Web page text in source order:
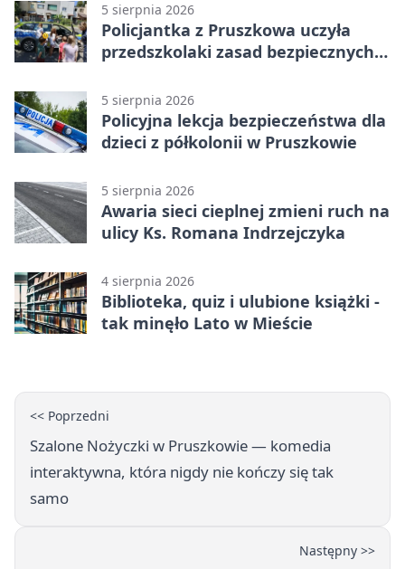
5 sierpnia 2026
Policjantka z Pruszkowa uczyła
przedszkolaki zasad bezpiecznych
5 sierpnia 2026
Policyjna lekcja bezpieczeństwa dla
dzieci z półkolonii w Pruszkowie
5 sierpnia 2026
Awaria sieci cieplnej zmieni ruch na
ulicy Ks. Romana Indrzejczyka
4 sierpnia 2026
Biblioteka, quiz i ulubione książki -
tak minęło Lato w Mieście
<< Poprzedni
Szalone Nożyczki w Pruszkowie — komedia
interaktywna, która nigdy nie kończy się tak
samo
Następny >>